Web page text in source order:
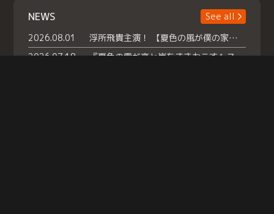
NEWS
See all
2026.08.01
浮所飛貴主演！ 【夏色の風が僕の家にやってきた】 本日よりテラサで独占配信スタート！
2026.07.18
『夏色の雲が恋と嵐をまきおこす』スペシャルメイキング 【Part1】2026年７月18日（土）23時30分～配信スタート！話題のシーンの裏側を大公開！豪華キャスト大集合！ 『武宮家 真夏の家族会議』開催！